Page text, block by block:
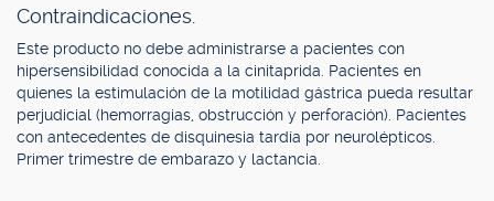
Contraindicaciones.
Este producto no debe administrarse a pacientes con
hipersensibilidad conocida a la cinitaprida. Pacientes en
quienes la estimulación de la motilidad gástrica pueda resultar
perjudicial (hemorragias, obstrucción y perforación). Pacientes
con antecedentes de disquinesia tardía por neurolépticos.
Primer trimestre de embarazo y lactancia.